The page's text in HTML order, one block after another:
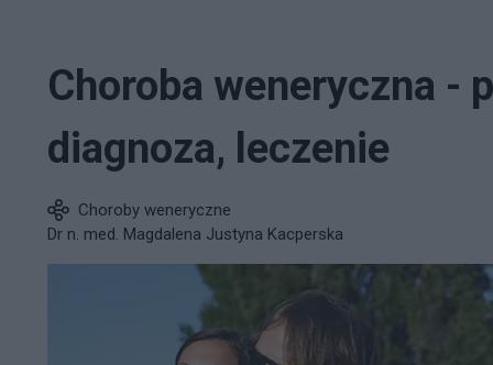
Choroba weneryczna -
diagnoza, leczenie
Choroby weneryczne
Dr n. med. Magdalena Justyna Kacperska